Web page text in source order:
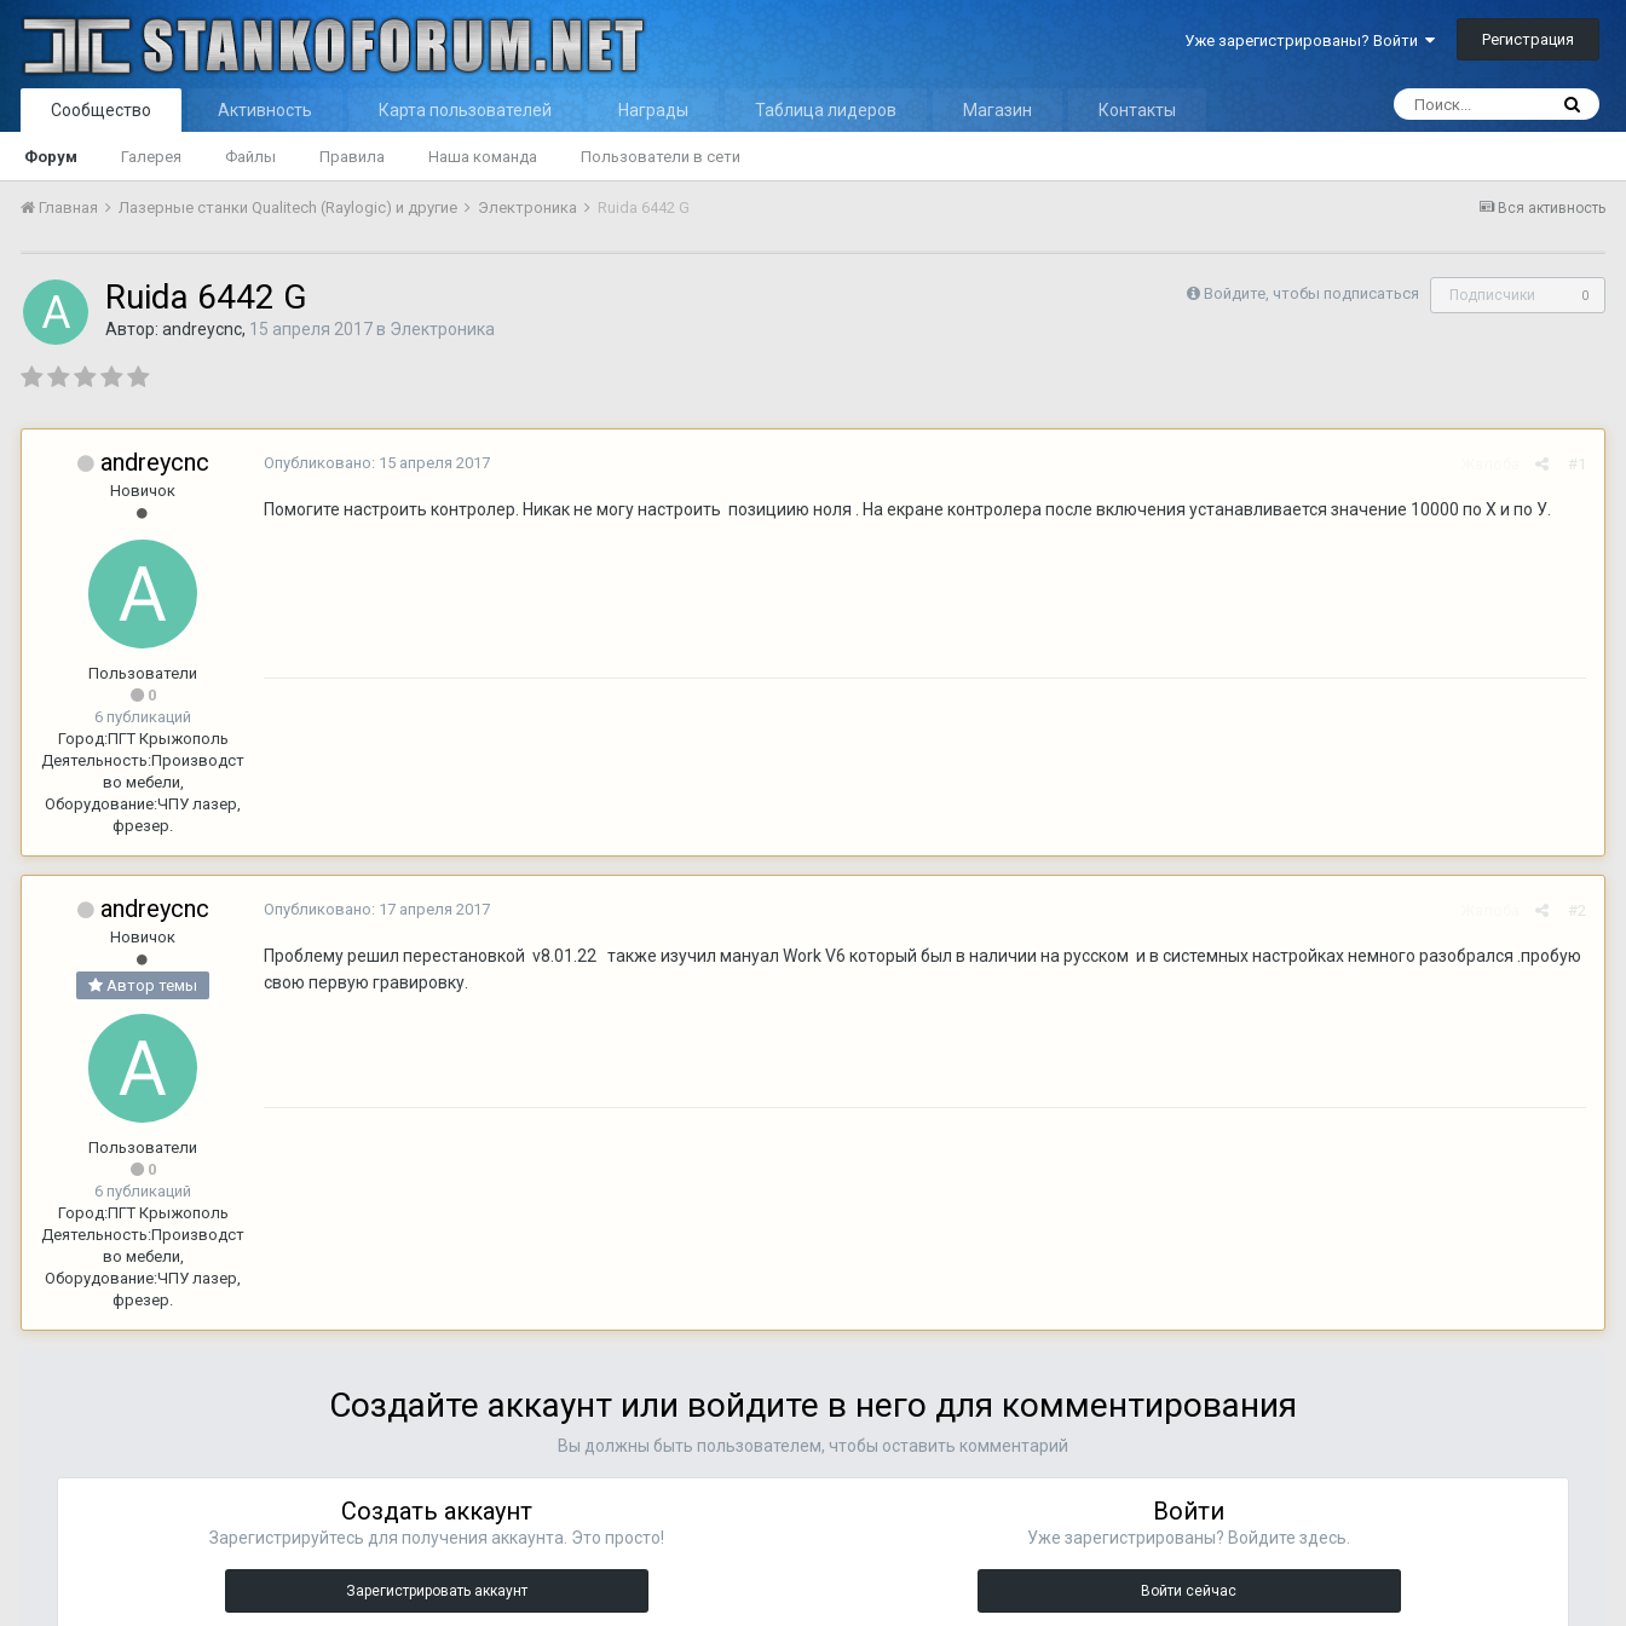
Уже зарегистрированы? Войти Регистрация
Сообщество
Форум Галерея Файлы Правила Наша команда Пользователи в сети
Активность Карта пользователей Награды Таблица лидеров Магазин Контакты
Вся активность
Главная Лазерные станки Qualitech (Raylogic) и другие Электроника Ruida 6442 G
Войдите, чтобы подписаться Подписчики 0
Ruida 6442 G
Автор: andreycnc, 15 апреля 2017 в Электроника
andreycnc
Новичок
Пользователи
0
6 публикаций
Город:ПГТ Крыжополь
Деятельность:Производст
во мебели,
Оборудование:ЧПУ лазер,
фрезер.
#1
Опубликовано: 15 апреля 2017
Помогите настроить контролер. Никак не могу настроить позициию ноля . На екране контролера после включения устанавливается значение 10000 по Х и по У.
andreycnc
Новичок
Автор темы
Пользователи
0
6 публикаций
Город:ПГТ Крыжополь
Деятельность:Производст
во мебели,
Оборудование:ЧПУ лазер,
фрезер.
#2
Опубликовано: 17 апреля 2017
Проблему решил перестановкой v8.01.22 также изучил мануал Work V6 который был в наличии на русском и в системных настройках немного разобрался .пробую
свою первую гравировку.
Создайте аккаунт или войдите в него для комментирования
Вы должны быть пользователем, чтобы оставить комментарий
Создать аккаунт
Зарегистрируйтесь для получения аккаунта. Это просто!
Зарегистрировать аккаунт
Войти
Уже зарегистрированы? Войдите здесь.
Войти сейчас